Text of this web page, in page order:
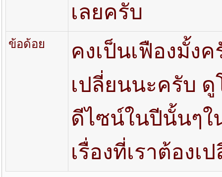
เลยครับ
ข้อด้อย
คงเป็นเฟืองมั้ง
เปลี่ยนนะครับ ดู
ดีไซน์ในปีนั้นๆใ
เรื่องที่เราต้องเ